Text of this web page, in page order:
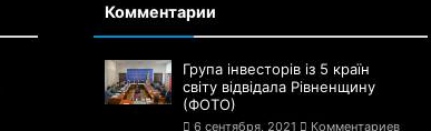
Комментарии
Група інвесторів із 5 країн
світу відвідала Рівненщину
(ФОТО)
6 сентября, 2021 Комментариев